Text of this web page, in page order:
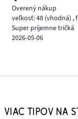
Overený nákup
veľkosť: 48 (vhodná) ,
Super prijemne tričká
2026-05-06
VIAC TIPOV NA